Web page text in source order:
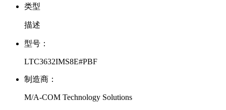
类型
描述
型号：
LTC3632IMS8E#PBF
制造商：
M/A-COM Technology Solutions